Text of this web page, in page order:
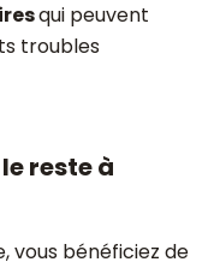
qui peuvent
troubles
reste à
vous bénéficiez de